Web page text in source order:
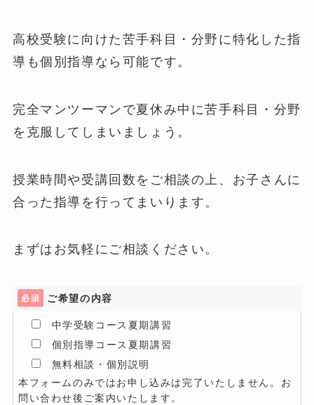
高校受験に向けた苦手科目・分野に特化した指
導も個別指導なら可能です。
完全マンツーマンで夏休み中に苦手科目・分野
を克服してしまいましょう。
授業時間や受講回数をご相談の上、お子さんに
合った指導を行ってまいります。
まずはお気軽にご相談ください。
必須 ご希望の内容
中学受験コース夏期講習
個別指導コース夏期講習
無料相談・個別説明
本フォームのみではお申し込みは完了いたしません。お
問い合わせ後ご案内いたします。